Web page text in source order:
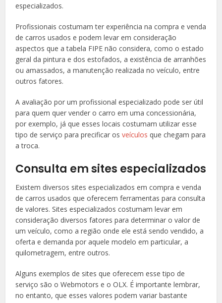
especializados.
Profissionais costumam ter experiência na compra e venda
de carros usados e podem levar em consideração
aspectos que a tabela FIPE não considera, como o estado
geral da pintura e dos estofados, a existência de arranhões
ou amassados, a manutenção realizada no veículo, entre
outros fatores.
A avaliação por um profissional especializado pode ser útil
para quem quer vender o carro em uma concessionária,
por exemplo, já que esses locais costumam utilizar esse
tipo de serviço para precificar osveículos que chegam para
a troca.
Consulta em sites especializados
Existem diversos sites especializados em compra e venda
de carros usados que oferecem ferramentas para consulta
de valores. Sites especializados costumam levar em
consideração diversos fatores para determinar o valor de
um veículo, como a região onde ele está sendo vendido, a
oferta e demanda por aquele modelo em particular, a
quilometragem, entre outros.
Alguns exemplos de sites que oferecem esse tipo de
serviço são o Webmotors e o OLX. É importante lembrar,
no entanto, que esses valores podem variar bastante